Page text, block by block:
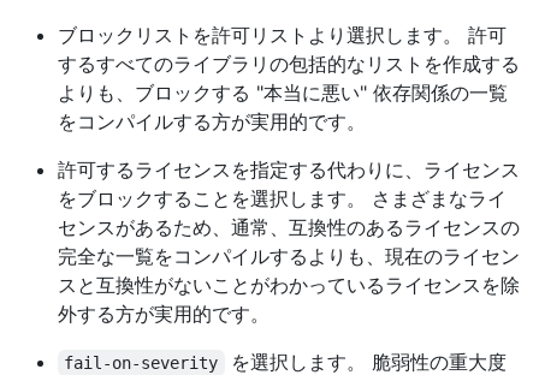
ブロックリストを許可リストより選択します。 許可
するすべてのライブラリの包括的なリストを作成する
よりも、ブロックする "本当に悪い" 依存関係の一覧
をコンパイルする方が実用的です。
許可するライセンスを指定する代わりに、ライセンス
をブロックすることを選択します。 さまざまなライ
センスがあるため、通常、互換性のあるライセンスの
完全な一覧をコンパイルするよりも、現在のライセン
スと互換性がないことがわかっているライセンスを除
外する方が実用的です。
fail-on-severity
を選択します。 脆弱性の重大度